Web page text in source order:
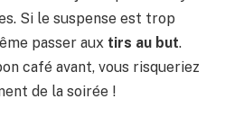
Si le suspense est trop
passer aux tirs au but.
café avant, vous risqueriez
de la soirée !